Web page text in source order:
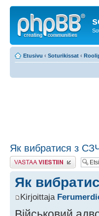
Etusivu ‹ Soturikissat ‹
Як вибратися з
Lähetä vastaus
Як
Kirjoittaja